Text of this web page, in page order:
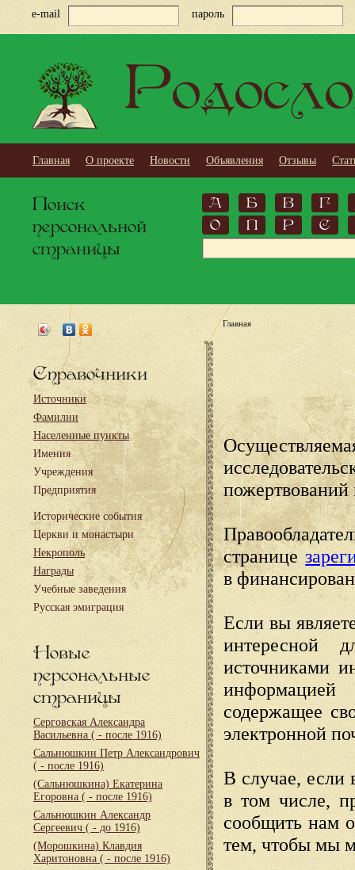
e-mail пароль
Главная О проекте Новости Объявления Отзывы
Поиск
персональной
страницы
А Б В
Г
О
П Р С
Справочники
Источники
Фамилии
Населенные пункты
Имения
Учреждения
Предприятия
Исторические события
Церкви и монастыри
Некрополь
Награды
Учебные заведения
Русская эмиграция
Новые
персональные
страницы
Серговская Александра
Васильевна ( - после 1916)
Сальнюшкин Петр Александрович
( - после 1916)
(Сальнюшкина) Екатерина
Егоровна ( - после 1916)
Сальнюшкин Александр
Сергеевич ( - до 1916)
(Морошкина) Клавдия
Харитоновна ( - после 1916)
Главная
пожертвований
странице
в
Если вы
интересной
источниками
содержащее
электронной
В случае, если
в том числе,
сообщить нам
тем, чтобы мы